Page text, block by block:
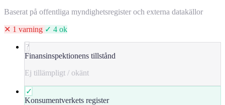
Baserat på offentliga myndighetsregister och externa datakällor
✕ 1 varning ✓ 4 ok
?
Finansinspektionens tillstånd
Ej tillämpligt / okänt
✓
Konsumentverkets register